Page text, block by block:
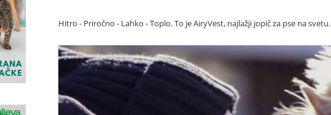
Hitro - Priročno - Lahko - Toplo. To je AiryVest, najlažji jopič za pse na svetu.